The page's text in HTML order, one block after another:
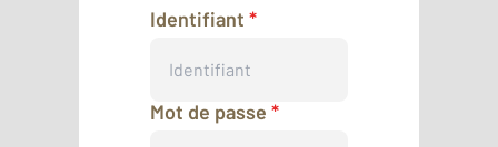
Identifiant *
Mot de passe *